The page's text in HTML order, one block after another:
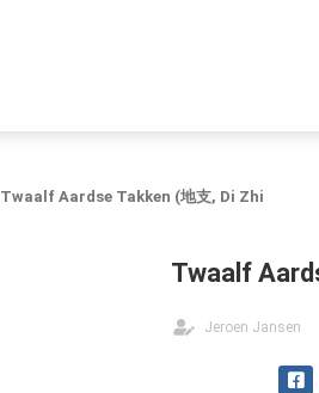
Twaalf Aardse Takken (地支, Di Zhi
Twaalf
Jeroen Jansen